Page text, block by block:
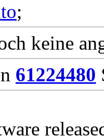
;
keine
61224480